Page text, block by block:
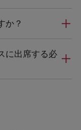
か？
に出席する必